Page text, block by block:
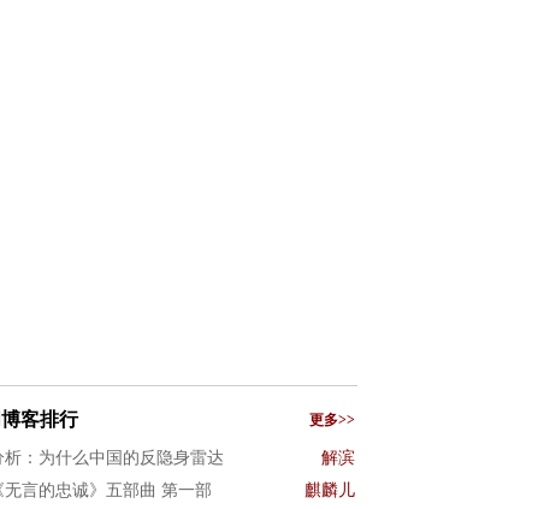
客排行 更多>>
析：为什么中国的反隐身雷达 解滨
无言的忠诚》五部曲 第一部 麒麟儿